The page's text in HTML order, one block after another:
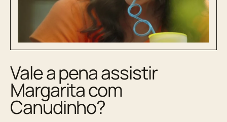
Vale a pena assistir
Margarita com
Canudinho?